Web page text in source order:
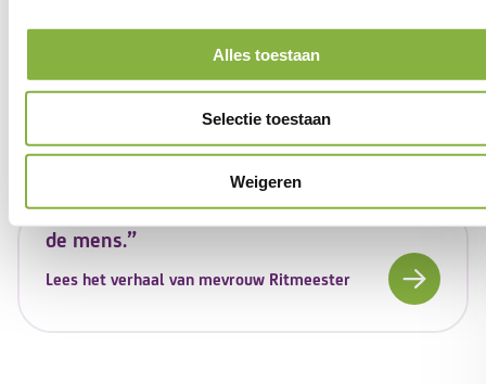
Alles toestaan
Selectie toestaan
Weigeren
"Zo moeder, zo dochter."
Lees het verhaal van Anouschka & Herma
“Thuishulp Ina is zoveel meer, ze ziet ook
de mens.”
Lees het verhaal van mevrouw Ritmeester